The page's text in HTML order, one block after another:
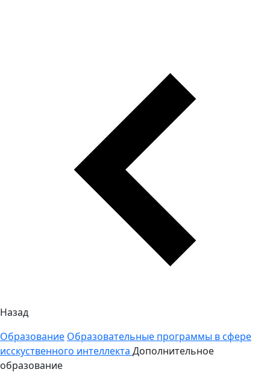
Назад
Образование Образовательные программы в сфере
исскуственного интеллекта Дополнительное
образование